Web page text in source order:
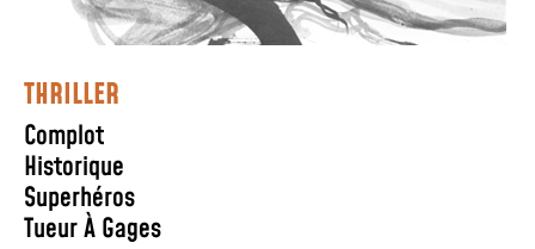
THRILLER
Complot
Historique
Superhéros
Tueur À Gages